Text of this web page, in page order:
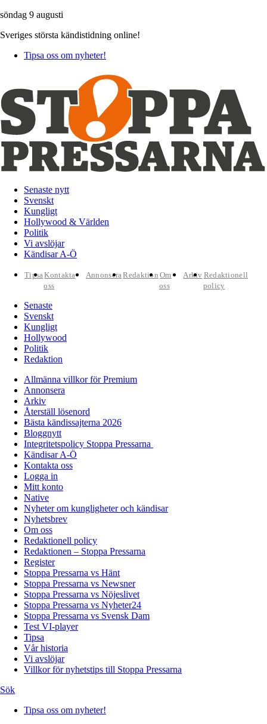
söndag 9 augusti
Sveriges största kändistidning online!
Tipsa oss om nyheter!
Senaste nytt
Svenskt
Kungligt
Hollywood & Världen
Politik
Vi avslöjar
Kändisar A-Ö
TipsaKontakta
oss
AnnonseraRedaktion Om
oss
Arkiv Redaktionell
policy
Senaste
Svenskt
Kungligt
Hollywood
Politik
Redaktion
Allmänna villkor för Premium
Annonsera
Arkiv
Återställ lösenord
Bästa kändissajterna 2026
Bloggnytt
Integritetspolicy Stoppa Pressarna
Kändisar A-Ö
Kontakta oss
Logga in
Mitt konto
Native
Nyheter om kungligheter och kändisar
Nyhetsbrev
Om oss
Redaktionell policy
Redaktionen – Stoppa Pressarna
Register
Stoppa Pressarna vs Hänt
Stoppa Pressarna vs Newsner
Stoppa Pressarna vs Nöjeslivet
Stoppa Pressarna vs Nyheter24
Stoppa Pressarna vs Svensk Dam
Test VI-player
Tipsa
Vår historia
Vi avslöjar
Villkor för nyhetstips till Stoppa Pressarna
Sök
Tipsa oss om nyheter!